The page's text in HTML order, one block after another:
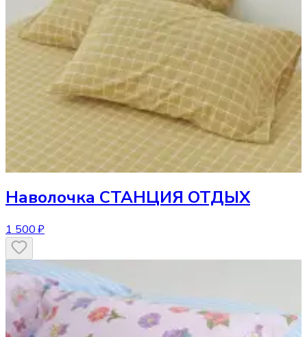
Наволочка СТАНЦИЯ ОТДЫХ
1 500 ₽